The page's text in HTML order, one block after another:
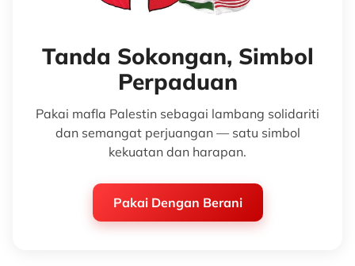
Tanda Sokongan, Simbol
Perpaduan
Pakai mafla Palestin sebagai lambang solidariti
dan semangat perjuangan — satu simbol
kekuatan dan harapan.
Pakai Dengan Berani